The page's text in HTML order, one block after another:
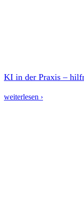
KI in der Praxis –
weiterlesen ›